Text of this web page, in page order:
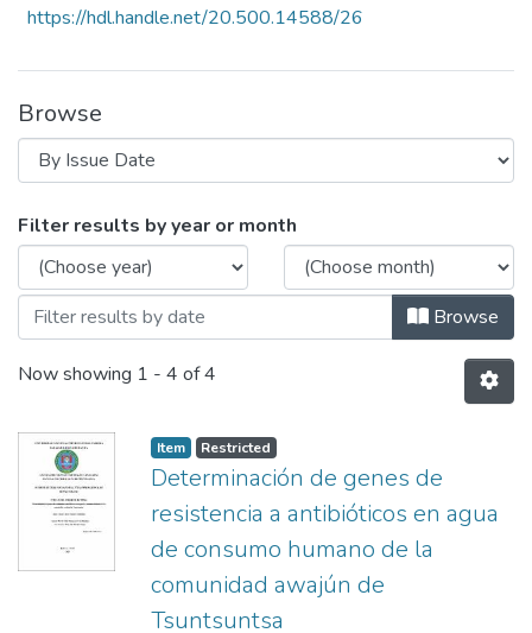
https://hdl.handle.net/20.500.14588/26
Browse
Browsing Facultad de Ciencias
Filter results by year or month
Browse
Now showing 1 - 4 of 4
Item Restricted
Determinación de genes de
resistencia a antibióticos en agua
de consumo humano de la
comunidad awajún de
Tsuntsuntsa